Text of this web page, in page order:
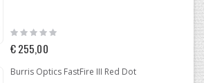
Rating:
0%
€ 255,00
Burris Optics FastFire III Red Dot